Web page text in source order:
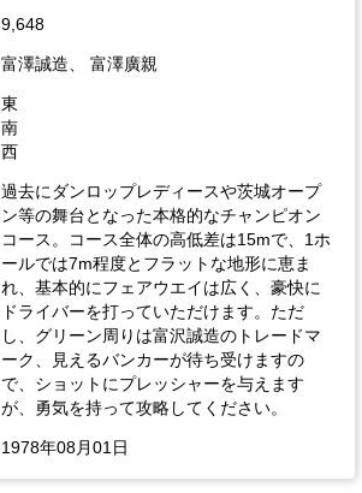
9,648
富澤誠造、 富澤廣親
東
南
西
過去にダンロップレディースや茨城オープ
ン等の舞台となった本格的なチャンピオン
コース。コース全体の高低差は15mで、1ホ
ールでは7m程度とフラットな地形に恵ま
れ、基本的にフェアウエイは広く、豪快に
ドライバーを打っていただけます。ただ
し、グリーン周りは富沢誠造のトレードマ
ーク、見えるバンカーが待ち受けますの
で、ショットにプレッシャーを与えます
が、勇気を持って攻略してください。
1978年08月01日